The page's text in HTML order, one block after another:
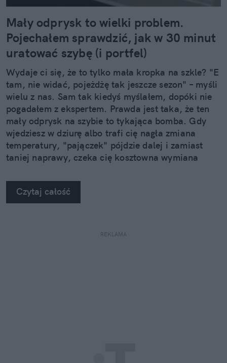
Mały odprysk to wielki problem.
Pojechałem sprawdzić, jak w 30 minut
uratować szybę (i portfel)
Wydaje ci się, że to tylko mała kropka na szkle? "E
tam, nie widać, pojeżdżę tak jeszcze sezon" – myśli
wielu z nas. Sam tak kiedyś myślałem, dopóki nie
pogadałem z ekspertem. Prawda jest taka, że ten
mały odprysk na szybie to tykająca bomba. Gdy
wjedziesz w dziurę albo trafi cię nagła zmiana
temperatury, "pajączek" pójdzie dalej i zamiast
taniej naprawy, czeka cię kosztowna wymiana
na własne oczy zobaczyć, jak profesjonaliści radzą
sobie z takimi uszkodzeniami.
Czytaj całość
REKLAMA